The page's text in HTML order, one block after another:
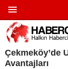
Çekmeköy’de
Avantajları